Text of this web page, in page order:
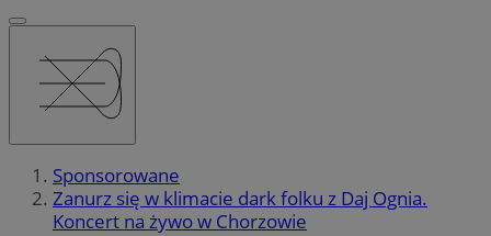
Sponsorowane
Zanurz się w klimacie dark folku z Daj Ognia.
Koncert na żywo w Chorzowie